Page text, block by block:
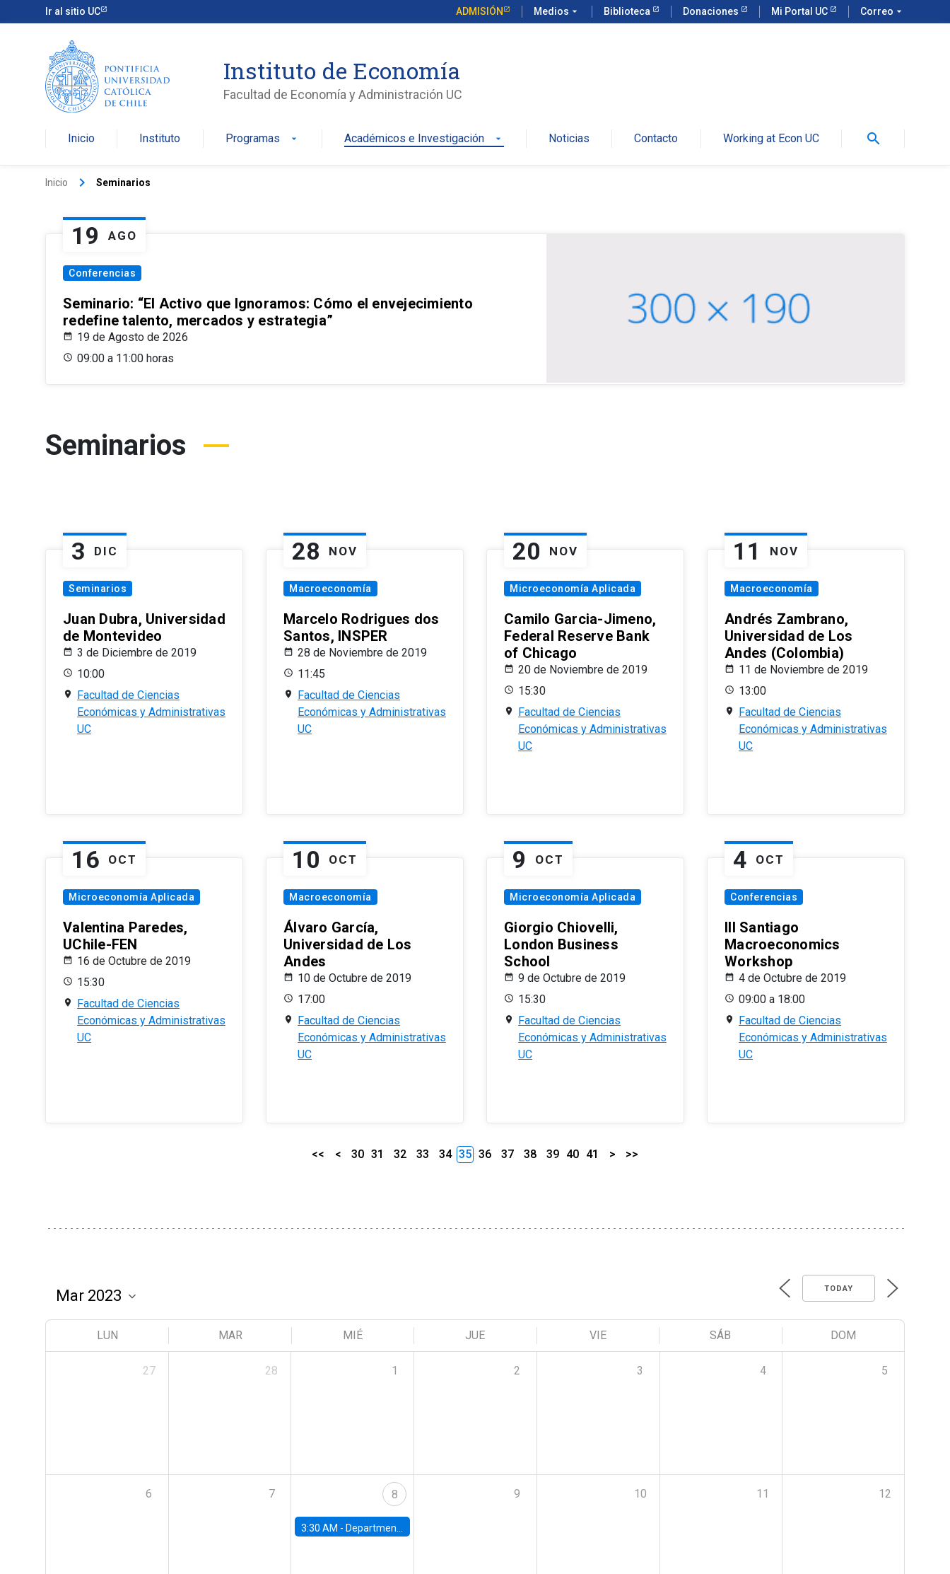
Ir al sitio UC ADMISIÓN Medios arrow_drop_down Biblioteca Donaciones Mi Portal UC Correo arrow_drop_down
Instituto de Economía
Facultad de Economía y Administración UC
Inicio Instituto Programas arrow_drop_down Académicos e Investigación arrow_drop_down Noticias Contacto Working at Econ UC search
Inicio keyboard_arrow_right Seminarios
19 AGO
Conferencias
Seminario: “El Activo que Ignoramos: Cómo el envejecimiento
redefine talento, mercados y estrategia”
19 de Agosto de 2026
09:00 a 11:00 horas
Seminarios
3 DIC
Seminarios
Juan Dubra, Universidad
de Montevideo
3 de Diciembre de 2019
10:00
Facultad de Ciencias
Económicas y Administrativas
UC
28 NOV
Macroeconomía
Marcelo Rodrigues dos
Santos, INSPER
28 de Noviembre de 2019
11:45
Facultad de Ciencias
Económicas y Administrativas
UC
20 NOV
Microeconomía Aplicada
Camilo Garcia-Jimeno,
Federal Reserve Bank
of Chicago
20 de Noviembre de 2019
15:30
Facultad de Ciencias
Económicas y Administrativas
UC
11 NOV
Macroeconomía
Andrés Zambrano,
Universidad de Los
Andes (Colombia)
11 de Noviembre de 2019
13:00
Facultad de Ciencias
Económicas y Administrativas
UC
16 OCT
Microeconomía Aplicada
Valentina Paredes,
UChile-FEN
16 de Octubre de 2019
15:30
Facultad de Ciencias
Económicas y Administrativas
UC
10 OCT
Macroeconomía
Álvaro García,
Universidad de Los
Andes
10 de Octubre de 2019
17:00
Facultad de Ciencias
Económicas y Administrativas
UC
9 OCT
Microeconomía Aplicada
Giorgio Chiovelli,
London Business
School
9 de Octubre de 2019
15:30
Facultad de Ciencias
Económicas y Administrativas
UC
4 OCT
Conferencias
III Santiago
Macroeconomics
Workshop
4 de Octubre de 2019
09:00 a 18:00
Facultad de Ciencias
Económicas y Administrativas
UC
<< < 30 31 32 33 34 35 36 37 38 39 40 41 > >>
TODAY
LUN MAR MIÉ JUE VIE SÁB DOM
27 28 1 2 3 4 5
6 7 8
3:30 AM - Department Seminar: James Robinson
9 10 11 12